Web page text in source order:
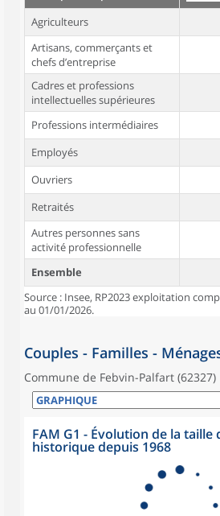
Agriculteurs
Artisans, commerçants et
chefs d’entreprise
Cadres et professions
intellectuelles supérieures
Professions intermédiaires
Employés
Ouvriers
Retraités
Autres personnes sans
activité professionnelle
Ensemble
Source : Insee, RP2023 exploitation
au 01/01/2026.
Couples - Familles -
Commune de Febvin-Palfart (62327)
FAM G1 - Évolution de la taille
historique depuis 1968